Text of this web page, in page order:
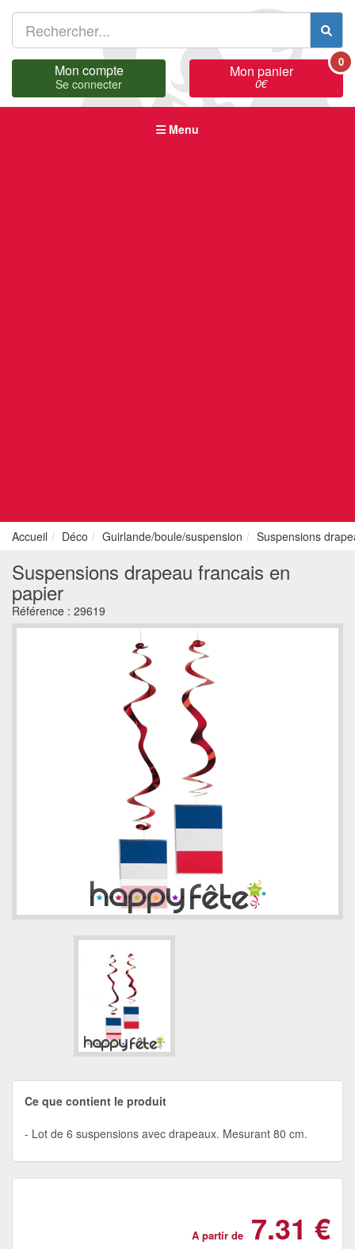
Mon compte
Se connecter
Mon panier
0€
0
Menu
Accueil Déco Guirlande/boule/suspension Suspensions
Suspensions drapeau francais en
papier
Référence : 29619
Ce que contient le produit
Lot de 6 suspensions avec drapeaux. Mesurant 80 cm.
A partir de 7.31 €